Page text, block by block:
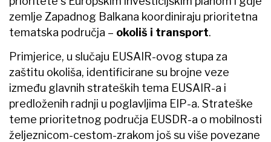
zemlje Zapadnog Balkana koordiniraju prioritetna
tematska područja – okoliš i transport.
Primjerice, u slučaju EUSAIR-ovog stupa za
zaštitu okoliša, identificirane su brojne veze
između glavnih strateških tema EUSAIR-a i
predloženih radnji u poglavljima EIP-a. Strateške
teme prioritetnog područja EUSDR-a o mobilnosti
željeznicom-cestom-zrakom još su više povezane